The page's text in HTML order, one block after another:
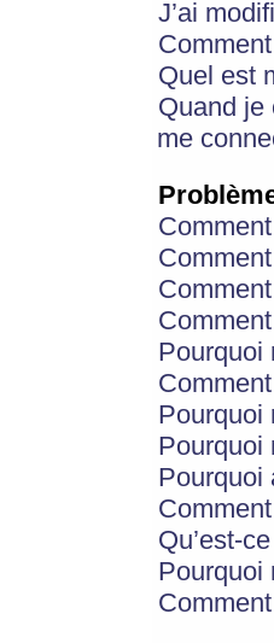
J’ai
Quel est
Quand je
me
Pourquoi
Pourquoi
Pourquoi
Pourquoi
Qu’est-
Pourquoi